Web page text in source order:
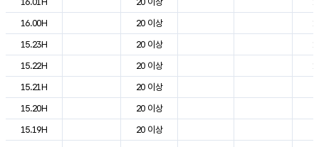
16.00H
20 이상
15.23H
20 이상
15.22H
20 이상
15.21H
20 이상
15.20H
20 이상
15.19H
20 이상